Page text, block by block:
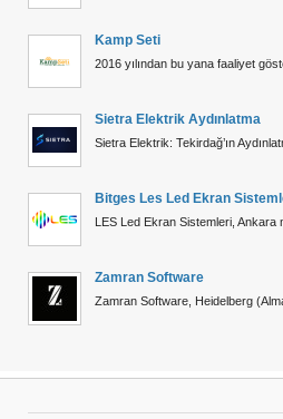
Kamp Seti
2016 yılından bu yana faaliyet
Sietra Elektrik Aydınlatma
Sietra Elektrik: Tekirdağ’ın
Bitges Les Led Ekran
LES Led Ekran Sistemleri, Ankara
Zamran Software
Zamran Software, Heidelberg